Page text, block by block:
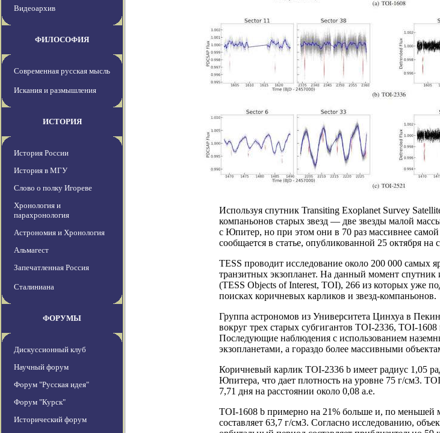
Видеоархив
ФИЛОСОФИЯ
Современная русская мысль
Искания и размышления
ИСТОРИЯ
История России
История в МГУ
Слово о полку Игореве
Хронология и
парахронология
Астрономия и Хронология
Альмагест
Запечатленная Россия
Сталиниана
ФОРУМЫ
Дискуссионный клуб
Научный форум
Форум "Русская идея"
Форум "Курск"
Исторический форум
Используя спутник Transiting Exoplanet Survey
компаньонов старых звезд — две звезды малой
с Юпитер, но при этом они в 70 раз массивнее
сообщается в статье, опубликованной 25 октября на
TESS проводит исследование около 200 000 самых
транзитных экзопланет. На данный момент
(TESS Objects of Interest, TOI), 266 из которых уже
поисках коричневых карликов и звезд-компаньонов.
Группа астрономов из Университета Цинхуа в
вокруг трех старых субгигантов TOI-2336, TOI-
Последующие наблюдения с использованием
экзопланетами, а гораздо более массивными
Коричневый карлик TOI-2336 b имеет радиус 1,05
Юпитера, что дает плотность на уровне 75 г/см3.
7,71 дня на расстоянии около 0,08 а.е.
TOI-1608 b примерно на 21% больше и, по меньшей
составляет 63,7 г/см3. Согласно исследованию,